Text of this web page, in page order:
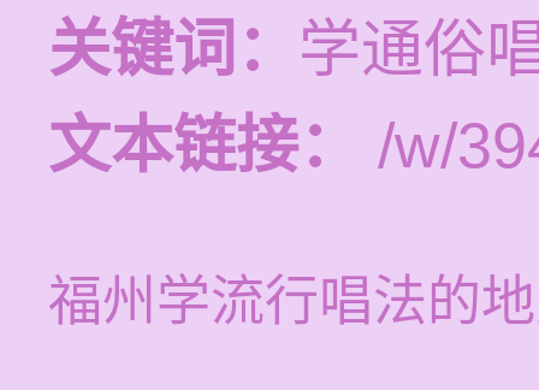
关键词： 学通俗
文本链接：
/w/
福州学流行唱法的